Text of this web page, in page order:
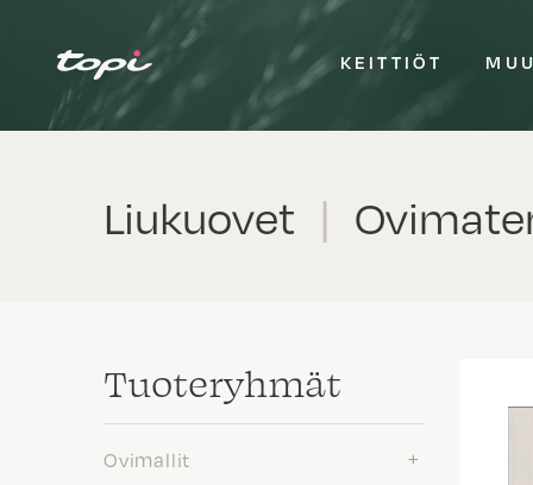
KEITTIÖT
Liukuovet |
Tuote­ryhmät
Ovimallit